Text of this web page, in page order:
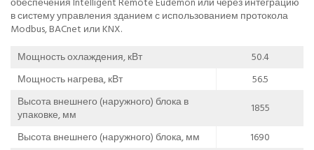
в систему управления зданием с использованием протокола
Modbus, BACnet или KNX.
Мощность охлаждения, кВт
50.4
Мощность нагрева, кВт
56.5
Высота внешнего (наружного) блока в
упаковке, мм
1855
Высота внешнего (наружного) блока, мм
1690